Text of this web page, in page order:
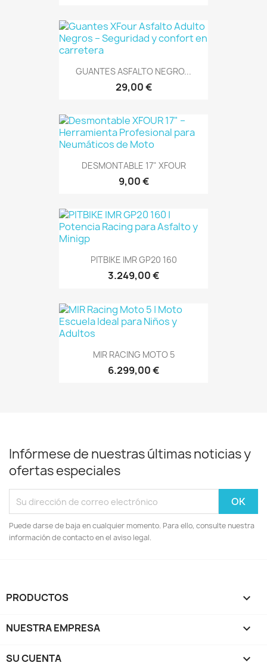
GUANTES ASFALTO NEGRO...
29,00 €
DESMONTABLE 17" XFOUR
9,00 €
PITBIKE IMR GP20 160
3.249,00 €
MIR RACING MOTO 5
6.299,00 €
Infórmese de nuestras últimas noticias y
ofertas especiales
Puede darse de baja en cualquier momento. Para ello, consulte nuestra
información de contacto en el aviso legal.
PRODUCTOS 
NUESTRA EMPRESA 
SU CUENTA 